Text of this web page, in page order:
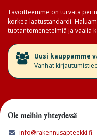
Tavoitteemme on turvata
korkea laatustandardi.
tuotantomenetelmiä ja vaalia
​Uusi kauppamme
Vanhat
Ole meihin yhteydessä
info@rakennusapteekki.fi